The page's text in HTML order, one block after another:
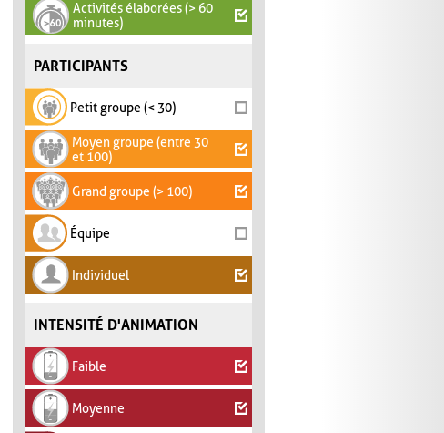
Activités élaborées (> 60
minutes)
PARTICIPANTS
Petit groupe (< 30)
Moyen groupe (entre 30
et 100)
Grand groupe (> 100)
Équipe
Individuel
INTENSITÉ D'ANIMATION
Faible
Moyenne